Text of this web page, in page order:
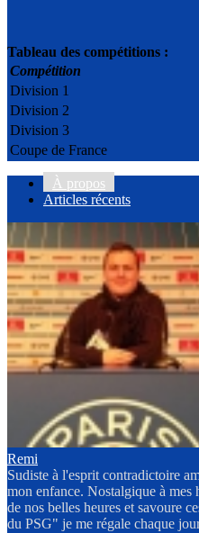
Tableau des compétitions :
Compétition
Division 1
Division 2
Division 3
Coupe de France
À propos
Articles récents
Remi
Sudiste à l'esprit contradictoire
mon enfance. Nostalgique à mes
de nos belles heures et savoure
du PSG" je me régale chaque